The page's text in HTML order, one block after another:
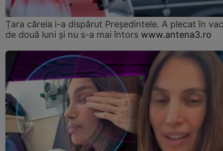
Țara căreia i-a dispărut Președintele. A plecat în
de două luni și nu s-a mai întors www.antena3.ro